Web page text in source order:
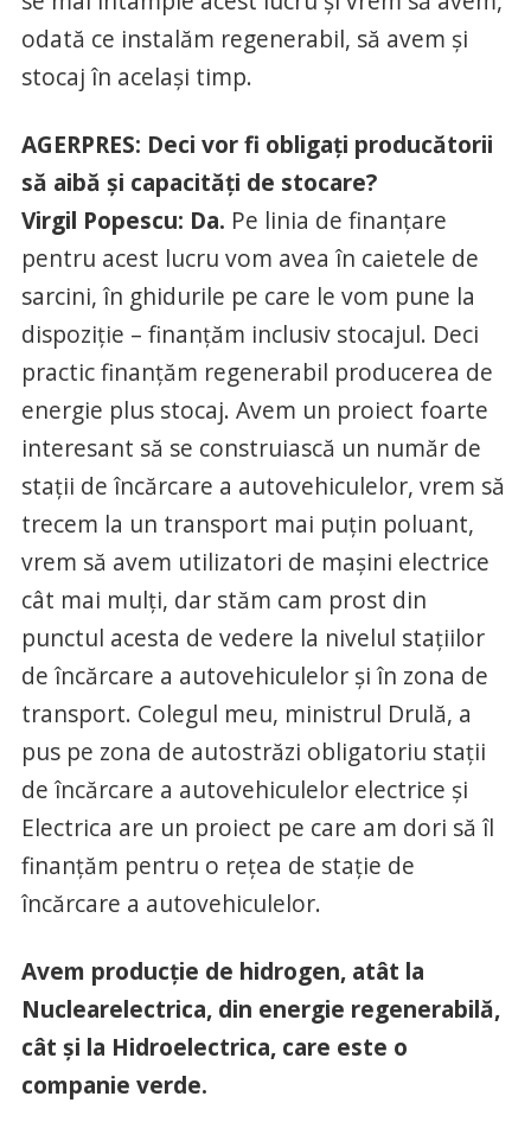
odată ce instalăm regenerabil, să avem şi
stocaj în acelaşi timp.
AGERPRES: Deci vor fi obligaţi producătorii
să aibă şi capacităţi de stocare?
Virgil Popescu: Da. Pe linia de finanţare
pentru acest lucru vom avea în caietele de
sarcini, în ghidurile pe care le vom pune la
dispoziţie – finanţăm inclusiv stocajul. Deci
practic finanţăm regenerabil producerea de
energie plus stocaj. Avem un proiect foarte
interesant să se construiască un număr de
staţii de încărcare a autovehiculelor, vrem să
trecem la un transport mai puţin poluant,
vrem să avem utilizatori de maşini electrice
cât mai mulţi, dar stăm cam prost din
punctul acesta de vedere la nivelul staţiilor
de încărcare a autovehiculelor şi în zona de
transport. Colegul meu, ministrul Drulă, a
pus pe zona de autostrăzi obligatoriu staţii
de încărcare a autovehiculelor electrice şi
Electrica are un proiect pe care am dori să îl
finanţăm pentru o reţea de staţie de
încărcare a autovehiculelor.
Avem producţie de hidrogen, atât la
Nuclearelectrica, din energie regenerabilă,
cât şi la Hidroelectrica, care este o
companie verde.